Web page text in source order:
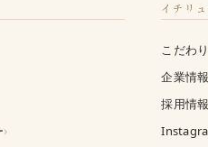
›
イチリ
こだわり
企業情報
採用情報